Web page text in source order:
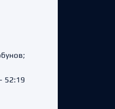
52:19